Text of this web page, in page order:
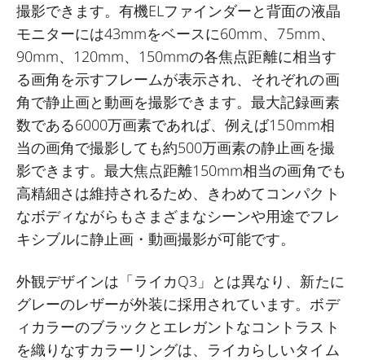
撮影できます。有機ELファインダーと背面の液晶
モニターには43mmをベースに60mm、75mm、
90mm、120mm、150mmの各焦点距離に相当す
る画角を示すフレームが表示され、それぞれの画
角で静止画と動画を撮影できます。最大記録画素
数である6000万画素であれば、例えば150mm相
当の画角で撮影しても約500万画素の静止画を撮
影できます。最大焦点距離150mm相当の画角でも
高精細さは維持されるため、きわめてコンパクト
なボディながらもさまざまなシーンや用途でフレ
キシブルに静止画・動画撮影が可能です。
外観デザインは「ライカQ3」とは異なり、新たに
グレーのレザーが外装に採用されています。ボデ
ィカラーのブラックとエレガントなコントラスト
を織りなすカラーリングは、ライカらしいタイム